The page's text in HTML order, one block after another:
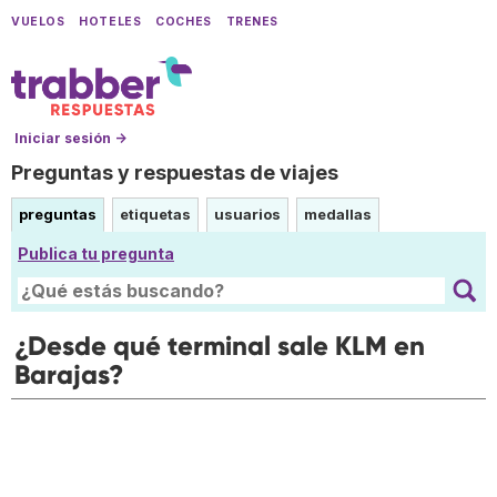
VUELOS HOTELES COCHES TRENES
Iniciar sesión →
Preguntas y respuestas de viajes
preguntas etiquetas usuarios medallas
Publica tu pregunta
¿Desde qué terminal sale KLM en
Barajas?